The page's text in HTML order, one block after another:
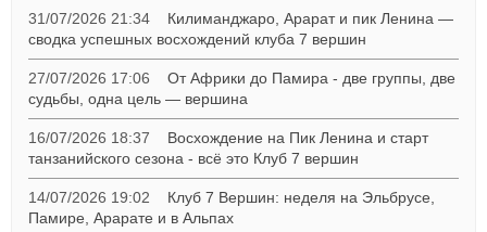
31/07/2026 21:34
Килиманджаро, Арарат и пик Ленина —
сводка успешных восхождений клуба 7 вершин
27/07/2026 17:06
От Африки до Памира - две группы, две
судьбы, одна цель — вершина
16/07/2026 18:37
Восхождение на Пик Ленина и старт
танзанийского сезона - всё это Клуб 7 вершин
14/07/2026 19:02
Клуб 7 Вершин: неделя на Эльбрусе,
Памире, Арарате и в Альпах